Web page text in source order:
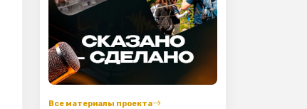
Все материалы проекта